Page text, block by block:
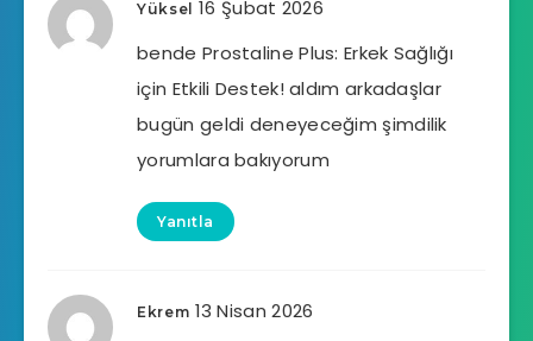
Yüksel 16 Şubat 2026
bende Prostaline Plus: Erkek Sağlığı
için Etkili Destek! aldım arkadaşlar
bugün geldi deneyeceğim şimdilik
yorumlara bakıyorum
Yanıtla
Ekrem 13 Nisan 2026